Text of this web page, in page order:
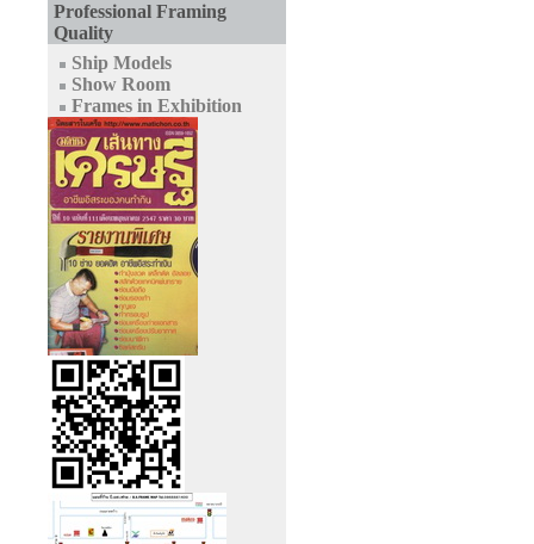
Professional Framing
Quality
Ship Models
Show Room
Frames in Exhibition